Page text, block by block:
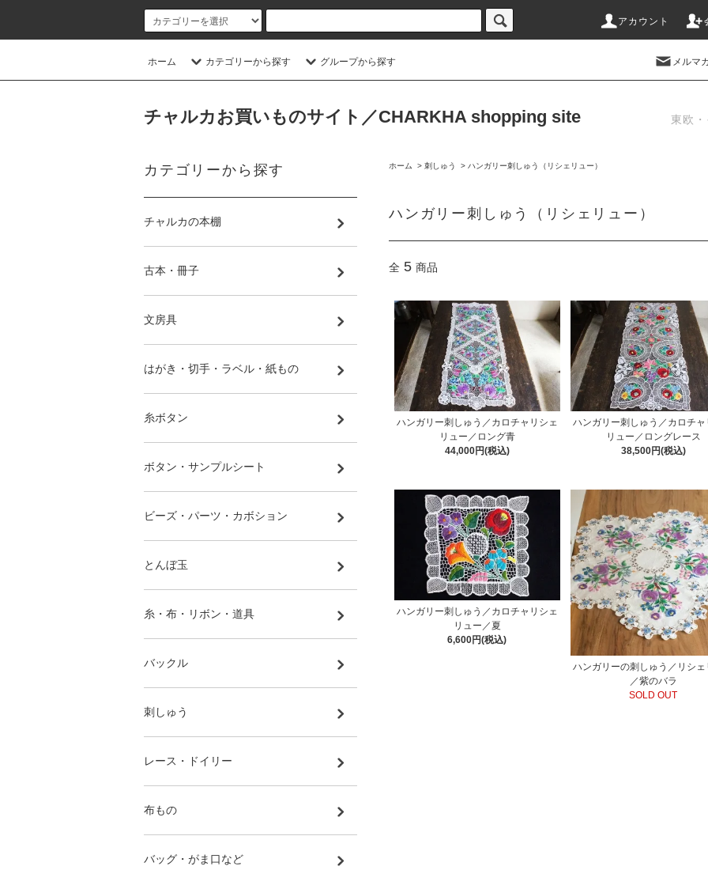
アカウント
ホーム カテゴリーから探す グループから探す メルマ
チャルカお買いものサイト／CHARKHA shopping site 東欧
ホーム > 刺しゅう > ハンガリー刺しゅう（リシェリュー）
ハンガリー刺しゅう（リシェリュー）
全 5 商品
ハンガリー刺しゅう／カロチャリシェ
リュー／ロング青
44,000円(税込)
ハンガリー刺しゅう／カロチャ
リュー／ロングレース
38,500円(税込)
ハンガリー刺しゅう／カロチャリシェ
リュー／夏
6,600円(税込)
ハンガリーの刺しゅう／リシェ
／紫のバラ
SOLD OUT
カテゴリーから探す
チャルカの本棚
古本・冊子
文房具
はがき・切手・ラベル・紙もの
糸ボタン
ボタン・サンプルシート
ビーズ・パーツ・カボション
とんぼ玉
糸・布・リボン・道具
バックル
刺しゅう
レース・ドイリー
布もの
バッグ・がま口など